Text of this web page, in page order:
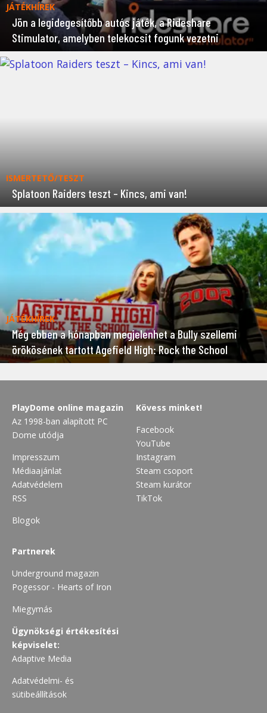
JÁTÉKHÍREK
Jön a legidegesítőbb autós játék, a Rideshare
Stimulator, amelyben telekocsit fogunk vezetni
ISMERTETŐ/TESZT
Splatoon Raiders teszt – Kincs, ami van!
JÁTÉKHÍREK
Még ebben a hónapban megjelenhet a Bully szellemi
örökösének tartott Agefield High: Rock the School
PlayDome online magazin
Az 1998-ban alapított PC
Dome utódja
Impresszum
Médiaajánlat
Adatvédelem
RSS
Blogok
Kövess minket!
Facebook
YouTube
Instagram
Steam csoport
Steam kurátor
TikTok
Partnerek
Underground magazin
Pogessor - Hearts of Iron
Miegymás
Ügynökségi értékesítési
képviselet:
Adaptive Media
Adatvédelmi- és
sütibeállítások